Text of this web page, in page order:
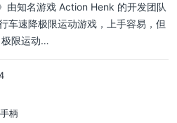
由知名游戏 Action Henk 的开发团队
车速降极限运动游戏，上手容易，但
极限运动…
柄